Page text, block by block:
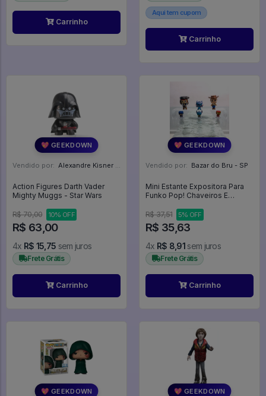
Carrinho
Aqui tem cupom
Carrinho
💖 GEEKDOWN
Vendido por: Alexandre Kisner - PR
Action Figures Darth Vader
Mighty Muggs - Star Wars
R$ 70,00 10% OFF
R$ 63,00
4x R$ 15,75 sem juros
Frete Grátis
Carrinho
💖 GEEKDOWN
Vendido por: Bazar do Bru - SP
Mini Estante Expositora Para
Funko Pop! Chaveiros E
R$ 37,51
5% OFF
R$ 35,63
4x R$ 8,91 sem juros
Frete Grátis
Carrinho
💖 GEEKDOWN 💖 GEEKDOWN